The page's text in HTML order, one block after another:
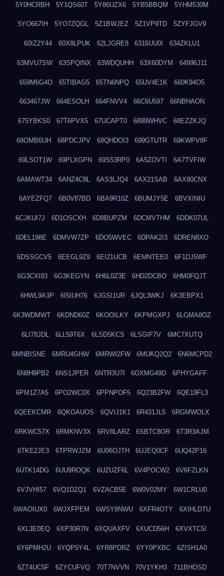
5Y0HCRBH 5Y1QS60T 5Y86UZX6 5YB5BBQM 5YHM530M
5YO667IH 5YO7ZQGL 5Z1BWJEZ 5Z1VP9TD 5ZYFJGV9
60IZ2Y44 60X8LPUK 62LJGRE8 6316UU0I 634ZKLU1
63MVU7SW 63SPQINX 63WDQUHH 63X60DYM 64996J11
659M6G4O 65TIBAG5 65TN6NPQ 65UV4E1K 660K94O5
663467JW 664ESOLH 664FNVV4 66C6U597 66NBHAON
675YBKS0 67T6PVX5 67UCAPT0 6899WHVC 68EZZKJQ
68OMB6UH 68PDCJPV 68QHDOI3 699GTUTR 69KWPV8F
69LSOT1W 69PLXGPN 69S53RP0 6A5ZOVTI 6A7TVFIW
6AMAWT34 6ANZ4C8L 6AS3LJQ4 6AX21SAB 6AX80CNX
6AYEZFQ7 6B0V87BD 6BA9R10Z 6BUMJY5E 6BVXINIU
6CJKUI7J 6D1OSCXH 6D8BUPZM 6DCMVTHM 6DDK07UL
6DEL198E 6DMVW7ZP 6DO5WVEC 6DPAK2I3 6DREN8XO
6DSSGCV5 6EEGL9Z9 6EI21UCB 6EMNTEE0 6F1DJ5WF
6G3CXI93 6G3KEGYN 6H6L0Z3E 6HD2DCBO 6HM0FQJT
6HWL9A3P 6I5IUH76 6JGSI1UR 6JQL3WKJ 6K3EBPX1
6K3WDMWT 6KDND60Z 6KOOILKY 6KPMGXPJ 6LGMA8OZ
6LI78JDL 6LL59T6X 6LSD5KCS 6LSGIF7V 6MC7XUTQ
6MNBISNE 6MRU4GHW 6MRWI2FW 6MUKQ2Q2 6N6MCPD2
6N8H9PB2 6NS1JPER 6NTR3U7I 6OXMG49D 6PHYGAFF
6PM1Z7A5 6PO2WC0X 6PPNPOF5 6Q23B2FW 6QE19FL3
6QEEKCMR 6QKOAUOS 6QVIJ1K1 6R431JL5 6RGMWOLX
6RKWC57X 6RMKNV3X 6RV8LARZ 6SBTC8OR 6T3R3AJM
6TKE2JE3 6TPRWJZM 6U06OJTH 6UJEQ0CF 6UQ42P16
6UTK14DG 6UU9ROQK 6UZUZF6L 6V4POCW2 6V6FZLKN
6VJVHI57 6VQ1DZQ1 6VZACB5E 6W0V02MY 6W1CRLU0
6WAOIUX0 6WJXFPEM 6WSY8NWU 6XFR4OTY 6XIHLDTU
6XL3E0EQ 6XP30R7N 6XQUAXFV 6XUCD56H 6XVXTC5I
6Y6PMH2U 6YQP5Y4L 6YR8PDRZ 6YY0PXBC 6ZISH1A0
6ZT4UC5F 6ZYCUFVQ 70T7NVVN 70V1YKH3 711BHOSD